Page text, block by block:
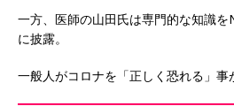
一方、医師の山田氏は専門的な知識
に披露。
一般人がコロナを「正しく恐れる」事